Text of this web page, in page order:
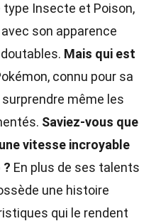
type Insecte et Poison,
son apparence
Mais qui est
connu pour sa
même les
Saviez-vous que
vitesse incroyable
? En plus de ses talents
une histoire
qui le rendent